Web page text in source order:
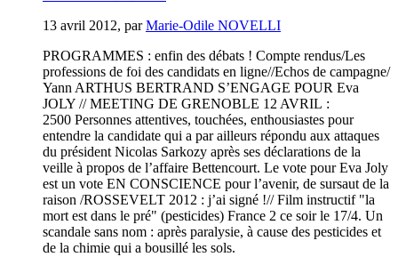
13 avril 2012, parMarie-Odile NOVELLI
PROGRAMMES : enfin des débats ! Compte rendus/Les
professions de foi des candidats en ligne//Echos de campagne/
Yann ARTHUS BERTRAND S’ENGAGE POUR Eva
JOLY // MEETING DE GRENOBLE 12 AVRIL :
2500 Personnes attentives, touchées, enthousiastes pour
entendre la candidate qui a par ailleurs répondu aux attaques
du président Nicolas Sarkozy après ses déclarations de la
veille à propos de l’affaire Bettencourt. Le vote pour Eva Joly
est un vote EN CONSCIENCE pour l’avenir, de sursaut de la
raison /ROSSEVELT 2012 : j’ai signé !// Film instructif "la
mort est dans le pré" (pesticides) France 2 ce soir le 17/4. Un
scandale sans nom : après paralysie, à cause des pesticides et
de la chimie qui a bousillé les sols.